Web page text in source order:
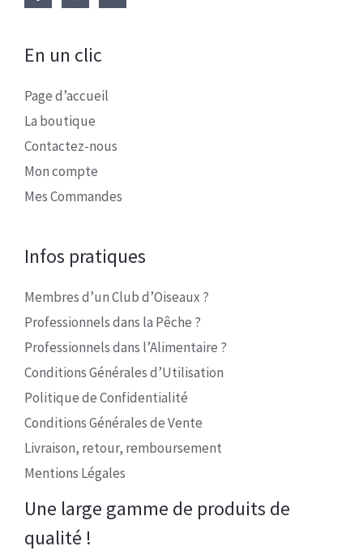
En un clic
Page d’accueil
La boutique
Contactez-nous
Mon compte
Mes Commandes
Infos pratiques
Membres d’un Club d’Oiseaux ?
Professionnels dans la Pêche ?
Professionnels dans l’Alimentaire ?
Conditions Générales d’Utilisation
Politique de Confidentialité
Conditions Générales de Vente
Livraison, retour, remboursement
Mentions Légales
Une large gamme de produits de
qualité !